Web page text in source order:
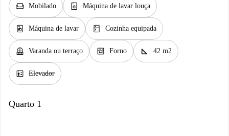
chair Mobilado dishwasher_gen Máquina de lavar louça
local_laundry_service Máquina de lavar kitchen Cozinha equipada
balcony Varanda ou terraço oven_gen Forno square_foot 42 m2
elevator Elevador
Quarto 1